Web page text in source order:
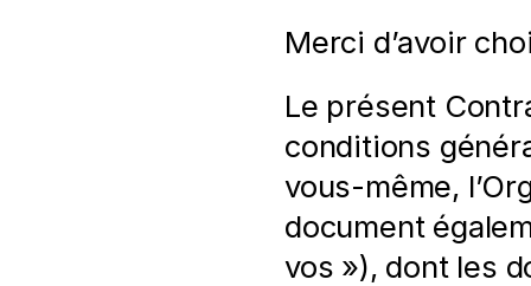
Merci d’avoir
Le présent
conditions
vous-même,
document
vos »), dont les